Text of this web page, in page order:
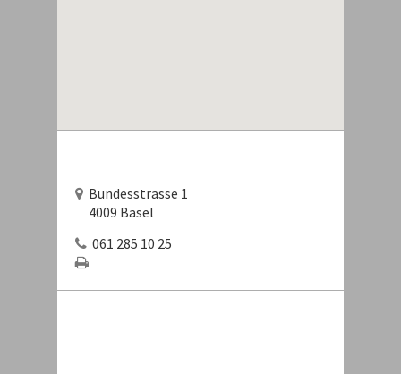
Bundesstrasse 1
4009 Basel
061 285 10 25